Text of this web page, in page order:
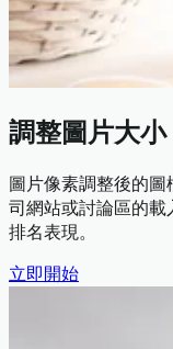
調整圖片大
圖片像素調整後的
司網站或討論區的
排名表現。
立即開始